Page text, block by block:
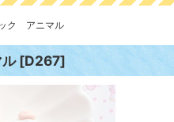
ク アニマル
[D267]